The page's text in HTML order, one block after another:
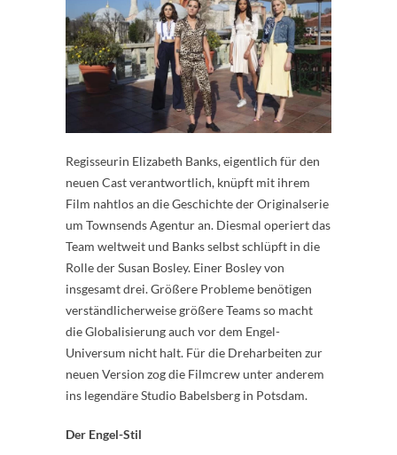
Regisseurin Elizabeth Banks, eigentlich für den
neuen Cast verantwortlich, knüpft mit ihrem
Film nahtlos an die Geschichte der Originalserie
um Townsends Agentur an. Diesmal operiert das
Team weltweit und Banks selbst schlüpft in die
Rolle der Susan Bosley. Einer Bosley von
insgesamt drei. Größere Probleme benötigen
verständlicherweise größere Teams so macht
die Globalisierung auch vor dem Engel-
Universum nicht halt. Für die Dreharbeiten zur
neuen Version zog die Filmcrew unter anderem
ins legendäre Studio Babelsberg in Potsdam.
Der Engel-Stil